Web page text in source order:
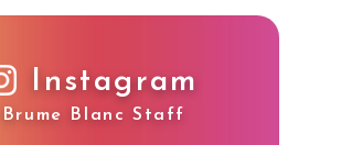
Instagram
Brume Blanc Staff